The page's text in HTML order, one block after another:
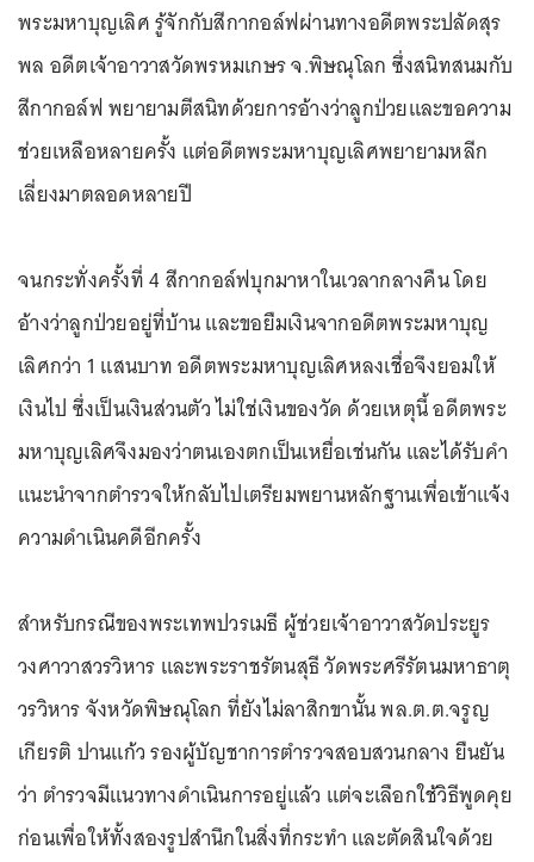
พระมหาบุญเลิศ รู้จักกับสีกากอล์ฟผ่านทางอดีตพระปลัดสุร
พล อดีตเจ้าอาวาสวัดพรหมเกษร จ.พิษณุโลก ซึ่งสนิทสนมกับ
สีกากอล์ฟ พยายามตีสนิทด้วยการอ้างว่าลูกป่วยและขอความ
ช่วยเหลือหลายครั้ง แต่อดีตพระมหาบุญเลิศพยายามหลีก
เลี่ยงมาตลอดหลายปี
จนกระทั่งครั้งที่ 4 สีกากอล์ฟบุกมาหาในเวลากลางคืน โดย
อ้างว่าลูกป่วยอยู่ที่บ้าน และขอยืมเงินจากอดีตพระมหาบุญ
เลิศกว่า 1 แสนบาท อดีตพระมหาบุญเลิศหลงเชื่อจึงยอมให้
เงินไป ซึ่งเป็นเงินส่วนตัว ไม่ใช่เงินของวัด ด้วยเหตุนี้ อดีตพระ
มหาบุญเลิศจึงมองว่าตนเองตกเป็นเหยื่อเช่นกัน และได้รับคำ
แนะนำจากตำรวจให้กลับไปเตรียมพยานหลักฐานเพื่อเข้าแจ้ง
ความดำเนินคดีอีกครั้ง
สำหรับกรณีของพระเทพปวรเมธี ผู้ช่วยเจ้าอาวาสวัดประยูร
วงศาวาสวรวิหาร และพระราชรัตนสุธี วัดพระศรีรัตนมหาธาตุ
วรวิหาร จังหวัดพิษณุโลก ที่ยังไม่ลาสิกขานั้น พล.ต.ต.จรูญ
เกียรติ ปานแก้ว รองผู้บัญชาการตำรวจสอบสวนกลาง ยืนยัน
ว่า ตำรวจมีแนวทางดำเนินการอยู่แล้ว แต่จะเลือกใช้วิธีพูดคุย
ก่อนเพื่อให้ทั้งสองรูปสำนึกในสิ่งที่กระทำ และตัดสินใจด้วย